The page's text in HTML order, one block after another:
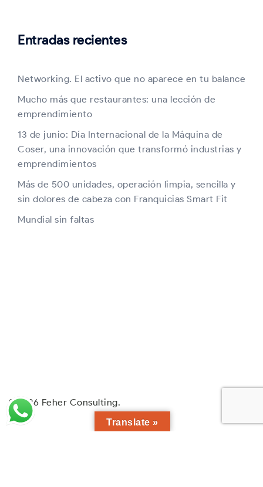
Entradas recientes
Networking. El activo que no aparece en tu balance
Mucho más que restaurantes: una lección de
emprendimiento
13 de junio: Día Internacional de la Máquina de
Coser, una innovación que transformó industrias y
emprendimientos
Más de 500 unidades, operación limpia, sencilla y
sin dolores de cabeza con Franquicias Smart Fit
Mundial sin faltas
© 2026 Feher Consulting.
Translate »